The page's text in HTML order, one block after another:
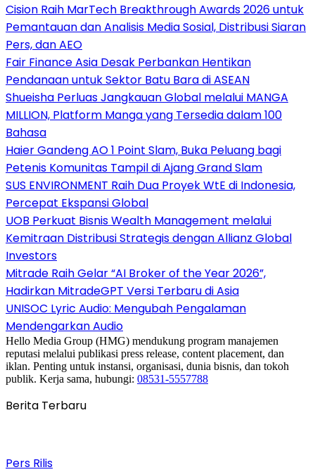
Cision Raih MarTech Breakthrough Awards 2026 untuk
Pemantauan dan Analisis Media Sosial, Distribusi Siaran
Pers, dan AEO
Fair Finance Asia Desak Perbankan Hentikan
Pendanaan untuk Sektor Batu Bara di ASEAN
Shueisha Perluas Jangkauan Global melalui MANGA
MILLION, Platform Manga yang Tersedia dalam 100
Bahasa
Haier Gandeng AO 1 Point Slam, Buka Peluang bagi
Petenis Komunitas Tampil di Ajang Grand Slam
SUS ENVIRONMENT Raih Dua Proyek WtE di Indonesia,
Percepat Ekspansi Global
UOB Perkuat Bisnis Wealth Management melalui
Kemitraan Distribusi Strategis dengan Allianz Global
Investors
Mitrade Raih Gelar “AI Broker of the Year 2026”,
Hadirkan MitradeGPT Versi Terbaru di Asia
UNISOC Lyric Audio: Mengubah Pengalaman
Mendengarkan Audio
Hello Media Group (HMG) mendukung program manajemen
reputasi melalui publikasi press release, content placement, dan
iklan. Penting untuk instansi, organisasi, dunia bisnis, dan tokoh
publik. Kerja sama, hubungi: 08531-5557788
Berita Terbaru
Pers Rilis